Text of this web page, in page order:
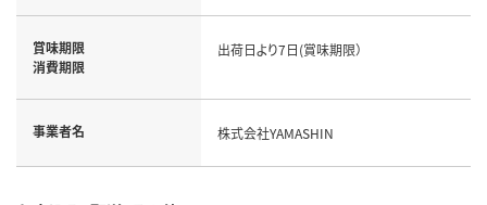
賞味期限
消費期限
出荷日より7日(賞味期限）
事業者名 株式会社YAMASHIN